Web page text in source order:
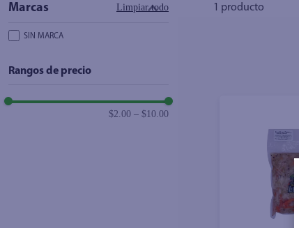
SIN MARCA
Rangos de precio
$2.00 – $10.00
Limpiar todo 1 producto